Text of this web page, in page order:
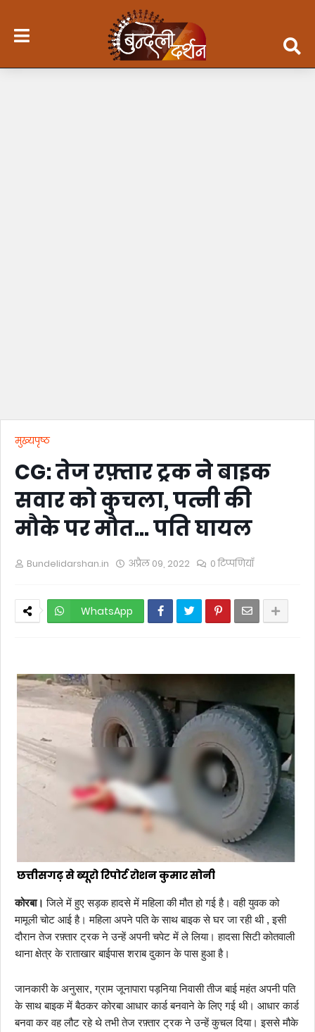
मुख्यपृष्ठ
CG: तेज रफ़्तार ट्रक ने बाइक
सवार को कुचला, पत्नी की
मौके पर मौत… पति घायल
Bundelidarshan.in अप्रैल 09, 2022 0 टिप्पणियाँ
WhatsApp
छत्तीसगढ़ से ब्यूरो रिपोर्ट रोशन कुमार सोनी
कोरबा। जिले में हुए सड़क हादसे में महिला की मौत हो गई है। वही युवक को
मामूली चोट आई है। महिला अपने पति के साथ बाइक से घर जा रही थी , इसी
दौरान तेज रफ़्तार ट्रक ने उन्हें अपनी चपेट में ले लिया। हादसा सिटी कोतवाली
थाना क्षेत्र के राताखार बाईपास शराब दुकान के पास हुआ है।
जानकारी के अनुसार, ग्राम जूनापारा पड़निया निवासी तीज बाई महंत अपनी पति
के साथ बाइक में बैठकर कोरबा आधार कार्ड बनवाने के लिए गई थी। आधार कार्ड
बनवा कर वह लौट रहे थे तभी तेज रफ़्तार ट्रक ने उन्हें कुचल दिया। इससे मौके